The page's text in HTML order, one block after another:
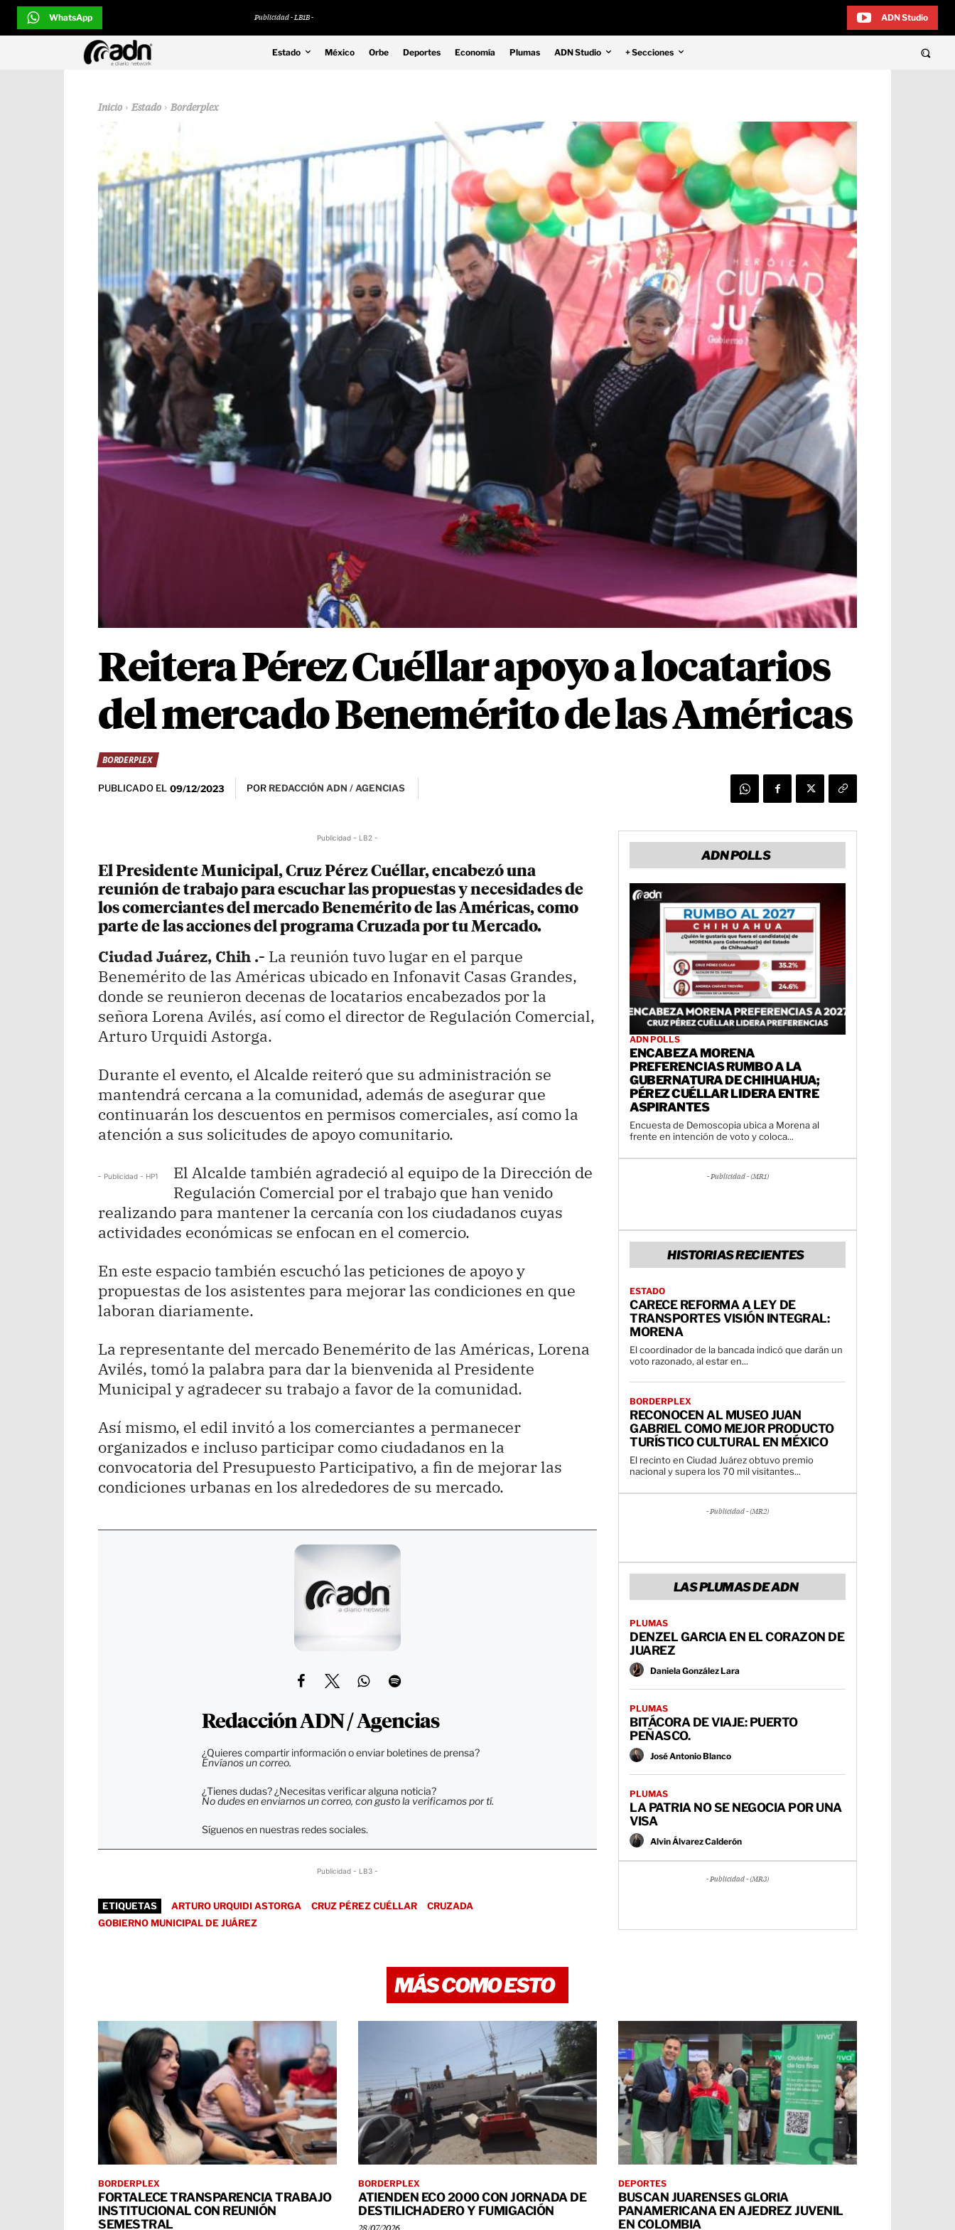
WhatsApp Publicidad - LB1B - ADN Studio
Estado México Orbe Deportes Economía Plumas ADN Studio + Secciones
Inicio Estado Borderplex
Reitera Pérez Cuéllar apoyo a locatarios
del mercado Benemérito de las Américas
BORDERPLEX
PUBLICADO EL 09/12/2023 POR REDACCIÓN ADN / AGENCIAS
Publicidad - LB2 -
El Presidente Municipal, Cruz Pérez Cuéllar, encabezó una
reunión de trabajo para escuchar las propuestas y necesidades de
los comerciantes del mercado Benemérito de las Américas, como
parte de las acciones del programa Cruzada por tu Mercado.
Ciudad Juárez, Chih .- La reunión tuvo lugar en el parque
Benemérito de las Américas ubicado en Infonavit Casas Grandes,
donde se reunieron decenas de locatarios encabezados por la
señora Lorena Avilés, así como el director de Regulación Comercial,
Arturo Urquidi Astorga.
Durante el evento, el Alcalde reiteró que su administración se
mantendrá cercana a la comunidad, además de asegurar que
continuarán los descuentos en permisos comerciales, así como la
atención a sus solicitudes de apoyo comunitario.
- Publicidad - HP1
El Alcalde también agradeció al equipo de la Dirección de
Regulación Comercial por el trabajo que han venido
realizando para mantener la cercanía con los ciudadanos cuyas
actividades económicas se enfocan en el comercio.
En este espacio también escuchó las peticiones de apoyo y
propuestas de los asistentes para mejorar las condiciones en que
laboran diariamente.
La representante del mercado Benemérito de las Américas, Lorena
Avilés, tomó la palabra para dar la bienvenida al Presidente
Municipal y agradecer su trabajo a favor de la comunidad.
Así mismo, el edil invitó a los comerciantes a permanecer
organizados e incluso participar como ciudadanos en la
convocatoria del Presupuesto Participativo, a fin de mejorar las
condiciones urbanas en los alrededores de su mercado.
Redacción ADN / Agencias
¿Quieres compartir información o enviar boletines de prensa?
Envíanos un correo.
¿Tienes dudas? ¿Necesitas verificar alguna noticia?
No dudes en enviarnos un correo, con gusto la verificamos por tí.
Síguenos en nuestras redes sociales.
Publicidad - LB3 -
ETIQUETAS ARTURO URQUIDI ASTORGA CRUZ PÉREZ CUÉLLAR
CRUZADA
GOBIERNO MUNICIPAL DE JUÁREZ
ADN POLLS
ADN POLLS
ENCABEZA MORENA
PREFERENCIAS RUMBO A LA
GUBERNATURA DE CHIHUAHUA;
PÉREZ CUÉLLAR LIDERA ENTRE
ASPIRANTES
Encuesta de Demoscopia ubica a Morena al
frente en intención de voto y coloca...
- Publicidad - (MR1)
HISTORIAS RECIENTES
ESTADO
CARECE REFORMA A LEY DE
TRANSPORTES VISIÓN INTEGRAL:
MORENA
El coordinador de la bancada indicó que darán un
voto razonado, al estar en...
BORDERPLEX
RECONOCEN AL MUSEO JUAN
GABRIEL COMO MEJOR PRODUCTO
TURÍSTICO CULTURAL EN MÉXICO
El recinto en Ciudad Juárez obtuvo premio
nacional y supera los 70 mil visitantes...
- Publicidad - (MR2)
LAS PLUMAS DE ADN
PLUMAS
DENZEL GARCIA EN EL CORAZON DE
JUAREZ
Daniela González Lara
PLUMAS
BITÁCORA DE VIAJE: PUERTO
PEÑASCO.
José Antonio Blanco
PLUMAS
LA PATRIA NO SE NEGOCIA POR UNA
VISA
Alvin Álvarez Calderón
- Publicidad - (MR3)
MÁS COMO ESTO
BORDERPLEX
FORTALECE TRANSPARENCIA TRABAJO
INSTITUCIONAL CON REUNIÓN
SEMESTRAL
BORDERPLEX
ATIENDEN ECO 2000 CON JORNADA DE
DESTILICHADERO Y FUMIGACIÓN
DEPORTES
BUSCAN JUARENSES GLORIA
PANAMERICANA EN AJEDREZ JUVENIL
EN COLOMBIA